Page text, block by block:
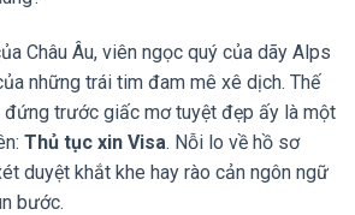
Châu Âu, viên ngọc quý của dãy Alps
những trái tim đam mê xê dịch. Thế
đứng trước giấc mơ tuyệt đẹp ấy là một
Thủ tục xin Visa. Nỗi lo về hồ sơ
duyệt khắt khe hay rào cản ngôn ngữ
bước.